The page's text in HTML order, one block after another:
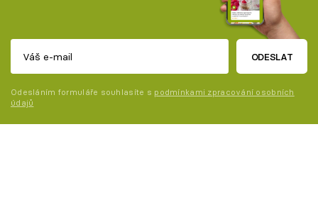
ODESLAT
Odesláním formuláře souhlasíte s podmínkami zpracování osobních
údajů